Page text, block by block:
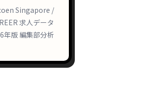
Singapore /
求人データ
年版 編集部分析